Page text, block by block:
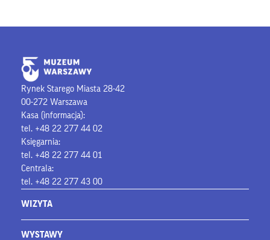
Rynek Starego Miasta 28-42
00-272 Warszawa
Kasa (informacja):
tel. +48 22 277 44 02
Księgarnia:
tel. +48 22 277 44 01
Centrala:
tel. +48 22 277 43 00
WIZYTA
WYSTAWY